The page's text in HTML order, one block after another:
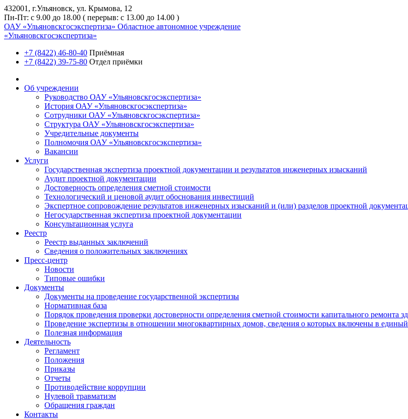
432001, г.Ульяновск, ул. Крымова, 12
Пн-Пт: с 9.00 до 18.00 ( перерыв: с 13.00 до 14.00 )
ОАУ «Ульяновскгосэкспертиза» Областное автономное учреждение
«Ульяновскгосэкспертиза»
+7 (8422) 46-80-40 Приёмная
+7 (8422) 39-75-80 Отдел приёмки
Об учреждении
Руководство ОАУ «Ульяновскгосэкспертиза»
История ОАУ «Ульяновскгосэкспертиза»
Сотрудники ОАУ «Ульяновскгосэкспертиза»
Структура ОАУ «Ульяновскгосэкспертиза»
Учредительные документы
Полномочия ОАУ «Ульяновскгосэкспертиза»
Вакансии
Услуги
Государственная экспертиза проектной документации и результатов инженерных изысканий
Аудит проектной документации
Достоверность определения сметной стоимости
Технологический и ценовой аудит обоснования инвестиций
Экспертное сопровождение результатов инженерных изысканий и (или) разделов проектной
Негосударственная экспертиза проектной документации
Консультационная услуга
Реестр
Реестр выданных заключений
Сведения о положительных заключениях
Пресс-центр
Новости
Типовые ошибки
Документы
Документы на проведение государственной экспертизы
Нормативная база
Порядок проведения проверки достоверности определения сметной стоимости капитального ремонта
Проведение экспертизы в отношении многоквартирных домов, сведения о которых включены в
Полезная информация
Деятельность
Регламент
Положения
Приказы
Отчеты
Противодействие коррупции
Нулевой травматизм
Обращения граждан
Контакты